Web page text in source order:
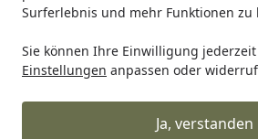
Surferlebnis und mehr Funktionen zu
Sie können Ihre Einwilligung
Einstellungen anpassen oder
Ja, verstanden
Startseite
Makita Makita Akku Werkzeuge
Makita Akku-
(1 Bewertung)